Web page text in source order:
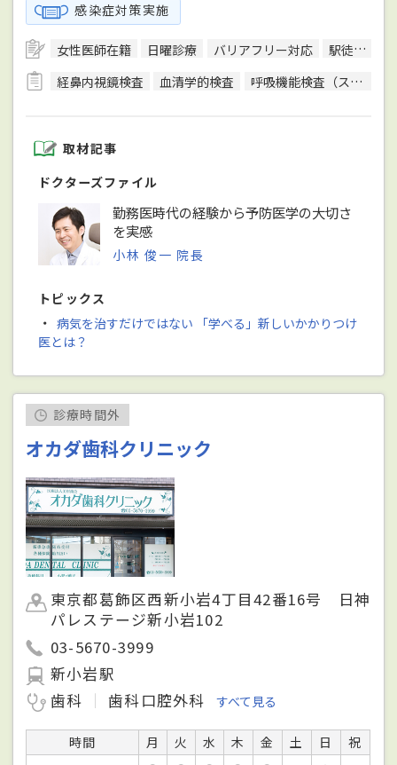
感染症対策実施
女性医師在籍 日曜診療 バリアフリー対応
駅徒歩5分圏内
経鼻内視鏡検査
血清学的検査 呼吸機能検査（スパイロメトリー）
取材記事
ドクターズファイル
勤務医時代の経験から予防医学の大切さ
を実感
小林 俊一 院長
トピックス
・ 病気を治すだけではない 「学べる」新しいかかりつけ
医とは？
診療時間外
オカダ歯科クリニック
東京都葛飾区西新小岩4丁目42番16号 日神
パレステージ新小岩102
03-5670-3999
新小岩駅
歯科
歯科口腔外科 すべて見る
時間 月 火 水 木 金 土 日
祝